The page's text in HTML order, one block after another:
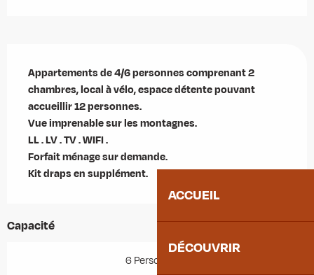
ACCUEIL
DÉCOUVRIR
Appartements de 4/6 personnes comprenant 2
chambres, local à vélo, espace détente pouvant
accueillir 12 personnes.
Vue imprenable sur les montagnes.
LL . LV . TV . WIFI .
Forfait ménage sur demande.
Kit draps en supplément.
Capacité
6 Personne(s)